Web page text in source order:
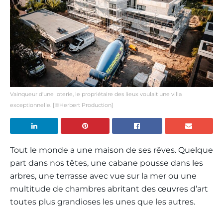
Vainqueur d'une loterie, le propriétaire des lieux voulait une villa
exceptionnelle. [©Herbert Production]
Tout le monde a une maison de ses rêves. Quelque
part dans nos têtes, une cabane pousse dans les
arbres, une terrasse avec vue sur la mer ou une
multitude de chambres abritant des œuvres d’art
toutes plus grandioses les unes que les autres.